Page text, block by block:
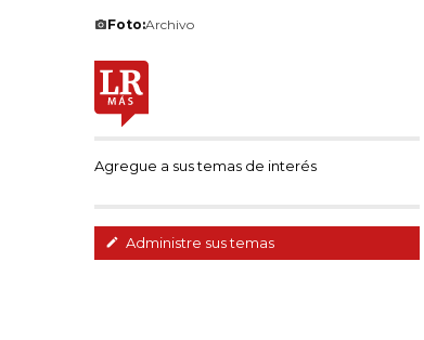
Foto:Archivo
Agregue a sus temas de interés
Administre sus temas